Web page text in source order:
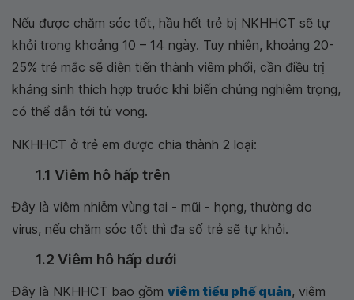
Nếu được chăm sóc tốt, hầu hết trẻ bị NKHHCT sẽ tự
khỏi trong khoảng 10 – 14 ngày. Tuy nhiên, khoảng 20-
25% trẻ mắc sẽ diễn tiến thành viêm phổi, cần điều trị
kháng sinh thích hợp trước khi biến chứng nghiêm trọng,
có thể dẫn tới tử vong.
NKHHCT ở trẻ em được chia thành 2 loại:
1.1 Viêm hô hấp trên
Đây là viêm nhiễm vùng tai - mũi - họng, thường do
virus, nếu chăm sóc tốt thì đa số trẻ sẽ tự khỏi.
1.2 Viêm hô hấp dưới
Đây là NKHHCT bao gồm viêm tiểu phế quản, viêm